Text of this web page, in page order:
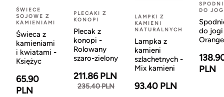
ŚWIECE
SOJOWE Z
KAMIENIAMI
Świeca z
kamieniami
i kwiatami -
Księżyc
65.90
PLN
PLECAKI Z
KONOPI
Plecak z
konopi -
Rolowany
szaro-zielony
211.86 PLN
235.40 PLN
LAMPKI Z
KAMIENI
NATURALNYCH
Lampka z
kamieni
szlachetnych -
Mix kamieni
93.40 PLN
DO
do
Orange
PLN